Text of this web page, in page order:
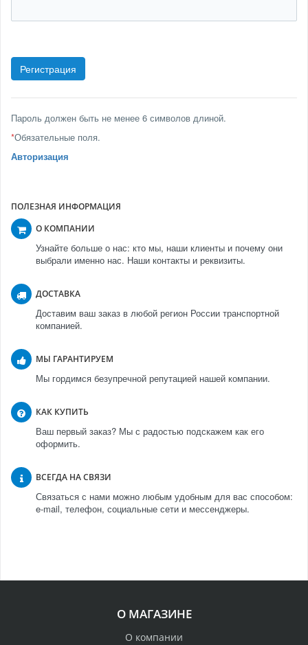
Пароль должен быть не менее 6 символов длиной.
*Обязательные поля.
Авторизация
ПОЛЕЗНАЯ ИНФОРМАЦИЯ
О КОМПАНИИ
Узнайте больше о нас: кто мы, наши клиенты и почему они
выбрали именно нас. Наши контакты и реквизиты.
ДОСТАВКА
Доставим ваш заказ в любой регион России транспортной
компанией.
МЫ ГАРАНТИРУЕМ
Мы гордимся безупречной репутацией нашей компании.
КАК КУПИТЬ
Ваш первый заказ? Мы с радостью подскажем как его
оформить.
ВСЕГДА НА СВЯЗИ
Связаться с нами можно любым удобным для вас способом:
e-mail, телефон, социальные сети и мессенджеры.
О МАГАЗИНЕ
О компании